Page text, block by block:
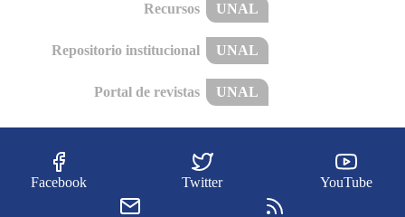
Recursos UNAL
Repositorio institucional UNAL
Portal de revistas UNAL
Facebook Twitter YouTube